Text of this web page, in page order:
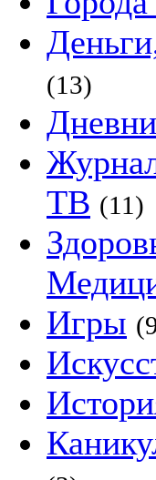
(13)
ТВ (11)
Игры